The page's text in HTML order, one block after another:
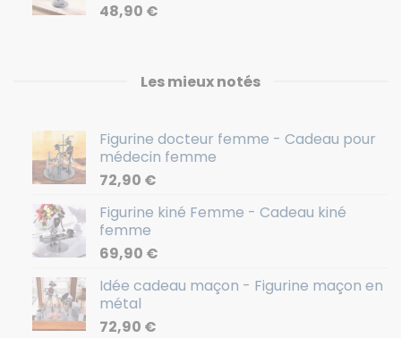
48,90 €
Les mieux notés
Figurine docteur femme - Cadeau pour
médecin femme
72,90 €
Figurine kiné Femme - Cadeau kiné
femme
69,90 €
Idée cadeau maçon - Figurine maçon en
métal
72,90 €